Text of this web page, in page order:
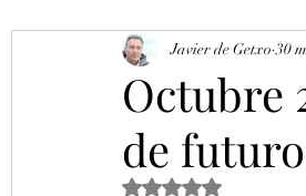
Octubre
de
Javier de Getxo 30
Obtuvo NaN de 5